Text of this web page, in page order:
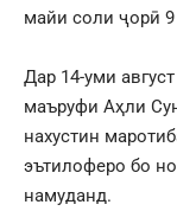
майи соли ҷорӣ
Дар 14-уми
маъруфи Аҳли
нахустин
эътилоферо бо
намуданд.